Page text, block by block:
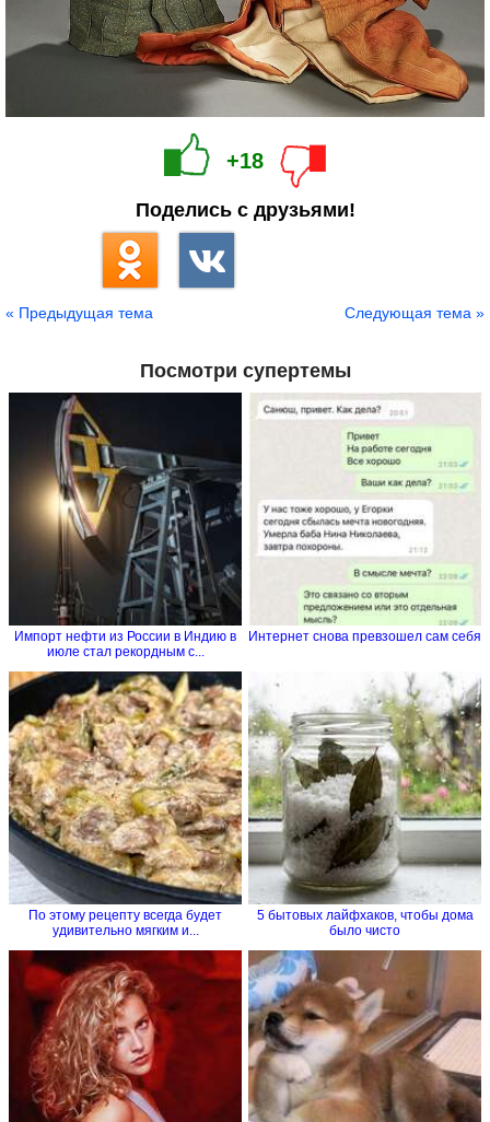
+18
Поделись с друзьями!
« Предыдущая тема Следующая тема »
Посмотри супертемы
Импорт нефти из России в Индию в
июле стал рекордным с...
Интернет снова превзошел сам себя
По этому рецепту всегда будет
удивительно мягким и...
5 бытовых лайфхаков, чтобы дома
было чисто